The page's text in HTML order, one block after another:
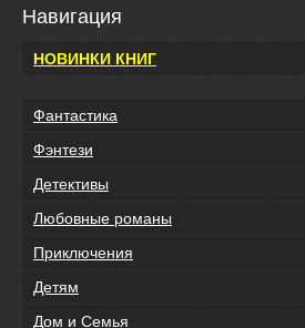
Навигация
НОВИНКИ КНИГ
Фантастика
Фэнтези
Детективы
Любовные романы
Приключения
Детям
Дом и Семья